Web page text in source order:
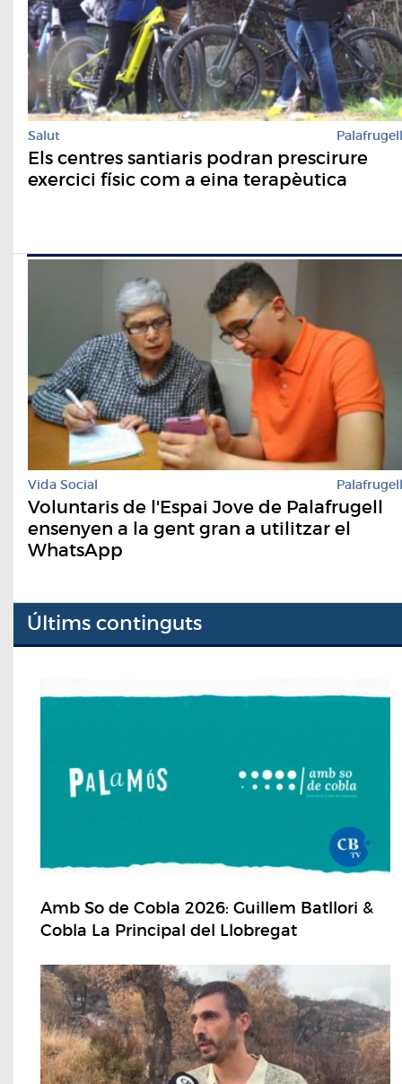
Salut Palafrugell
Els centres santiaris podran prescirure
exercici físic com a eina terapèutica
Vida Social Palafrugell
Voluntaris de l'Espai Jove de Palafrugell
ensenyen a la gent gran a utilitzar el
WhatsApp
Últims continguts
Amb So de Cobla 2026: Guillem Batllori &
Cobla La Principal del Llobregat